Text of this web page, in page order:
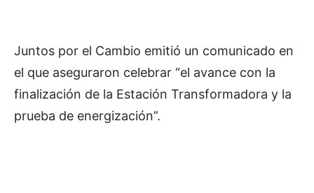
Juntos por el Cambio emitió un comunicado en
el que aseguraron celebrar “el avance con la
finalización de la Estación Transformadora y la
prueba de energización”.